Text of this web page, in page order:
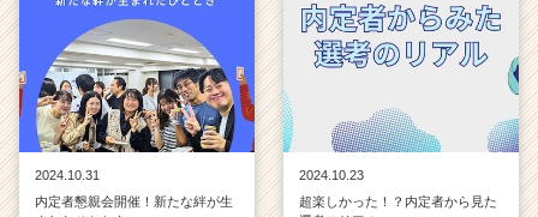
2024.10.31
内定者懇親会開催！新たな絆が生
2024.10.23
超楽しかった！？内定者から見た